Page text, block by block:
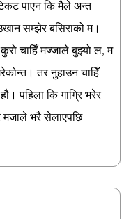
पाएन कि मैले अन्त
उखान सम्झेर बसिराको म।
चाहिँ मज्जाले बुझ्यो ल, म
तर नुहाउन चाहिँ
पहिला कि गाग्रि भरेर
मजाले भरै सेलाएपछि